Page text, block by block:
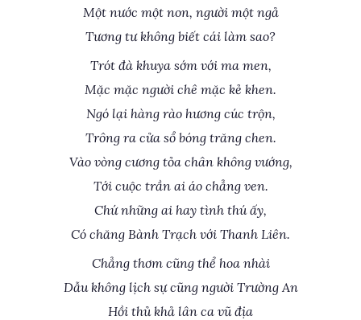
Một nước một non, người một ngả
Tương tư không biết cái làm sao?
Trót đà khuya sớm với ma men,
Mặc mặc người chê mặc kẻ khen.
Ngó lại hàng rào hương cúc trộn,
Trông ra cửa sổ bóng trăng chen.
Vào vòng cương tỏa chân không vướng,
Tới cuộc trần ai áo chẳng ven.
Chứ những ai hay tình thú ấy,
Có chăng Bành Trạch với Thanh Liên.
Chẳng thơm cũng thể hoa nhài
Dẫu không lịch sự cũng người Trường An
Hồi thủ khả lân ca vũ địa